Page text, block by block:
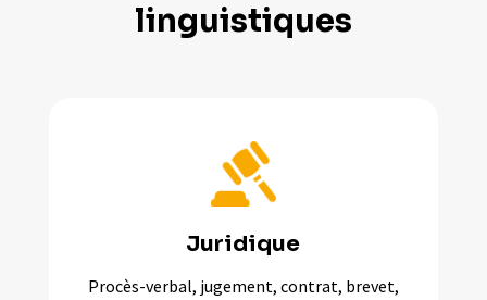
linguistiques
Juridique
Procès-verbal, jugement, contrat, brevet,